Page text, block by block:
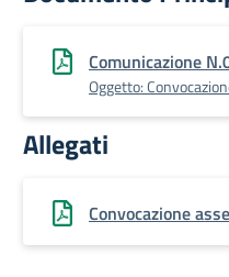
Comunicazione
Oggetto:
Allegati
Convocazione